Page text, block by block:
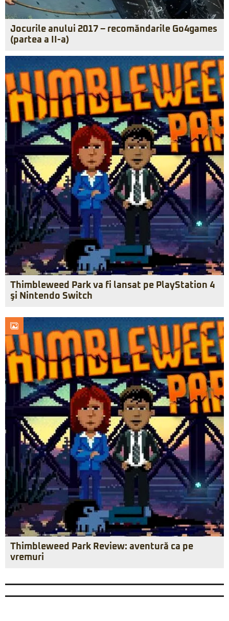
Jocurile anului 2017 – recomăndarile Go4games
(partea a II-a)
Thimbleweed Park va fi lansat pe PlayStation 4
şi Nintendo Switch
Thimbleweed Park Review: aventură ca pe
vremuri